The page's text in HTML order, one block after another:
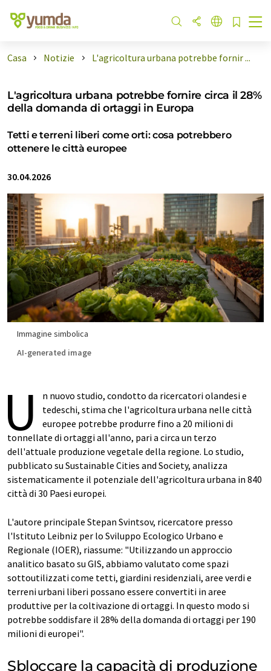
Casa Notizie L'agricoltura urbana potrebbe fornir ...
L'agricoltura urbana potrebbe fornire circa il 28%
della domanda di ortaggi in Europa
Tetti e terreni liberi come orti: cosa potrebbero
ottenere le città europee
30.04.2026
Immagine simbolica
AI-generated image
U
n nuovo studio, condotto da ricercatori olandesi e
tedeschi, stima che l'agricoltura urbana nelle città
europee potrebbe produrre fino a 20 milioni di
tonnellate di ortaggi all'anno, pari a circa un terzo
dell'attuale produzione vegetale della regione. Lo studio,
pubblicato su Sustainable Cities and Society, analizza
sistematicamente il potenziale dell'agricoltura urbana in 840
città di 30 Paesi europei.
L'autore principale Stepan Svintsov, ricercatore presso
l'Istituto Leibniz per lo Sviluppo Ecologico Urbano e
Regionale (IOER), riassume: "Utilizzando un approccio
analitico basato su GIS, abbiamo valutato come spazi
sottoutilizzati come tetti, giardini residenziali, aree verdi e
terreni urbani liberi possano essere convertiti in aree
produttive per la coltivazione di ortaggi. In questo modo si
potrebbe soddisfare il 28% della domanda di ortaggi per 190
milioni di europei".
Sbloccare la capacità di produzione